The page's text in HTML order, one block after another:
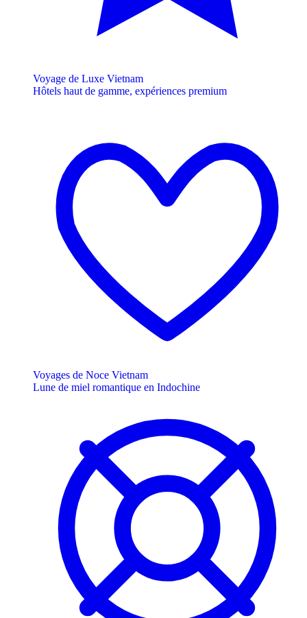
Voyage de Luxe Vietnam
Hôtels haut de gamme, expériences premium
Voyages de Noce Vietnam
Lune de miel romantique en Indochine